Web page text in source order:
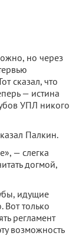
но через
сказал, что
— истина
УПЛ никого
Палкин.
— слегка
догмой,
идущие
только
регламент
возможность